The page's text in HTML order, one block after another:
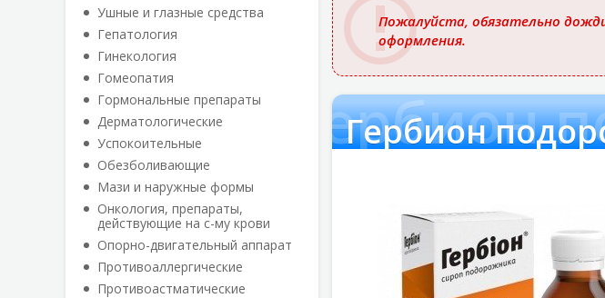
Ушные и глазные средства
Гепатология
Гинекология
Гомеопатия
Гормональные препараты
Дерматологические
Успокоительные
Обезболивающие
Мази и наружные формы
Онкология, препараты,
действующие на с-му крови
Опорно-двигательный аппарат
Противоаллергические
Противоастматические
Пожалуйста, обязательно
оформления.
Гербион
Гербион